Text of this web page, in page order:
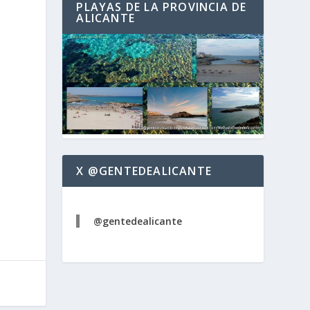
PLAYAS DE LA PROVINCIA DE
ALICANTE
X @GENTEDEALICANTE
@gentedealicante